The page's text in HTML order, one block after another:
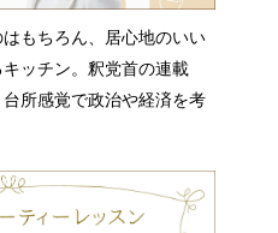
もちろん、居心地のいい
ッチン。釈党首の連載
台所感覚で政治や経済を考